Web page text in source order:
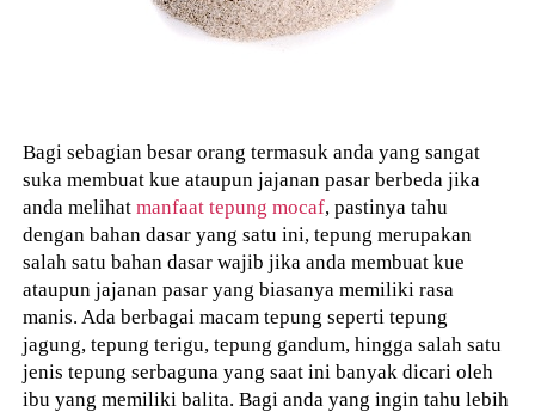
Bagi sebagian besar orang termasuk anda yang sangat
suka membuat kue ataupun jajanan pasar berbeda jika
anda melihatmanfaat tepung mocaf, pastinya tahu
dengan bahan dasar yang satu ini, tepung merupakan
salah satu bahan dasar wajib jika anda membuat kue
ataupun jajanan pasar yang biasanya memiliki rasa
manis. Ada berbagai macam tepung seperti tepung
jagung, tepung terigu, tepung gandum, hingga salah satu
jenis tepung serbaguna yang saat ini banyak dicari oleh
ibu yang memiliki balita. Bagi anda yang ingin tahu lebih